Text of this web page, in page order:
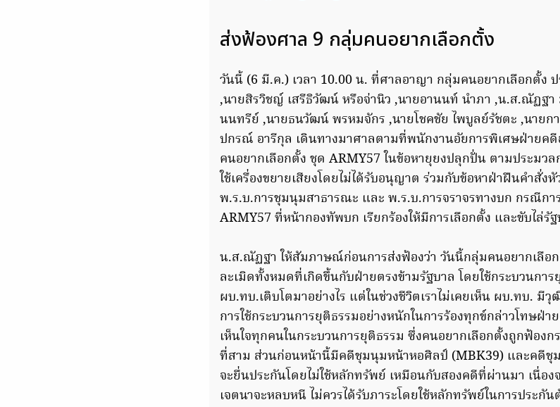
ส่งฟ้องศาล 9 กลุ่มคนอยากเลือกตั้ง
วันนี้ (6 มี.ค.) เวลา 10.00 น. ที่ศาลอาญา กลุ่มคนอยากเลือกตั้ง
,นายสิรวิชญ์ เสรีธิวัฒน์ หรือจ่านิว ,นายอานนท์ นำภา ,น.ส.ณัฏฐา
นนทรีย์ ,นายธนวัฒน์ พรหมจักร ,นายโชคชัย ไพบูลย์รัชตะ ,นาย
ปกรณ์ อารีกุล เดินทางมาศาลตามที่พนักงานอัยการพิเศษฝ่ายค
คนอยากเลือกตั้ง ชุด ARMY57 ในข้อหายุยงปลุกปั่น ตามประมว
ใช้เครื่องขยายเสียงโดยไม่ได้รับอนุญาต ร่วมกับข้อหาฝ่าฝืนคำสั่ง
พ.ร.บ.การชุมนุมสาธารณะ และ พ.ร.บ.การจราจรทางบก กรณีก
ARMY57 ที่หน้ากองทัพบก เรียกร้องให้มีการเลือกตั้ง และขับไล่รั
น.ส.ณัฏฐา ให้สัมภาษณ์ก่อนการส่งฟ้องว่า วันนี้กลุ่มคนอยากเลือก
ละเมิดทั้งหมดที่เกิดขึ้นกับฝ่ายตรงข้ามรัฐบาล โดยใช้กระบวนการ
ผบ.ทบ.เติบโตมาอย่างไร แต่ในช่วงชีวิตเราไม่เคยเห็น ผบ.ทบ.
การใช้กระบวนการยุติธรรมอย่างหนักในการร้องทุกข์กล่าวโทษฝ่
เห็นใจทุกคนในกระบวนการยุติธรรม ซึ่งคนอยากเลือกตั้งถูกฟ้อ
ที่สาม ส่วนก่อนหน้านี้มีคดีชุมนุมหน้าหอศิลป์ (MBK39) และคดีชุม
จะยื่นประกันโดยไม่ใช้หลักทรัพย์ เหมือนกับสองคดีที่ผ่านมา เนื่อ
เจตนาจะหลบหนี ไม่ควรได้รับภาระโดยใช้หลักทรัพย์ในการประกัน